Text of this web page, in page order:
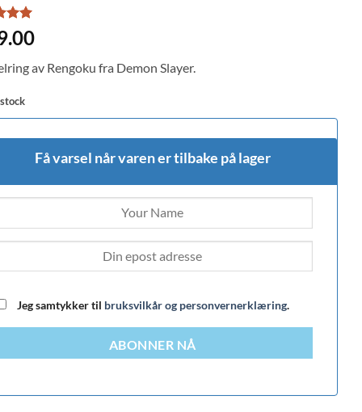
5
5
av Rengoku fra Demon Slayer.
Få varsel når varen er tilbake på lager
Jeg samtykker til bruksvilkår og personvernerklæring.
ABONNER NÅ